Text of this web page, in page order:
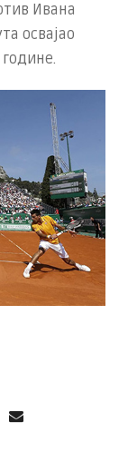
Ивана
освајао